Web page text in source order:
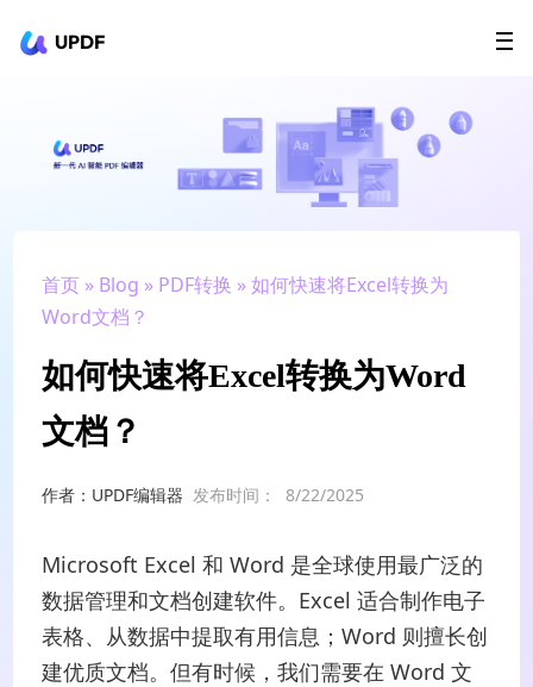
UPDF
AI Agents
政企采购
升级会员
首页 » Blog » PDF转换 » 如何快速将Excel转换为
Word文档？
如何快速将Excel转换为Word
文档？
作者：UPDF编辑器 发布时间： 8/22/2025
Microsoft Excel 和 Word 是全球使用最广泛的
数据管理和文档创建软件。Excel 适合制作电子
表格、从数据中提取有用信息；Word 则擅长创
建优质文档。但有时候，我们需要在 Word 文